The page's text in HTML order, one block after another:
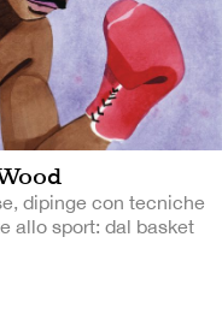
dipinge con tecniche
allo sport: dal basket